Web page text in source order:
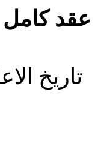
عقد كامل
تاريخ الاعلان: 30